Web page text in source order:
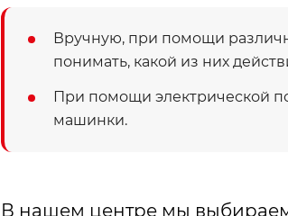
Вручную, при помощи
понимать, какой из них
При помощи электрической
машинки.
В нашем центре мы выбираем